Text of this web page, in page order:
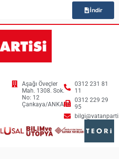
İndir
Aşağı Öveçler
Mah. 1308. Sok.
No: 12
Çankaya/ANKARA
0312 231 81
11
0312 229 29
95